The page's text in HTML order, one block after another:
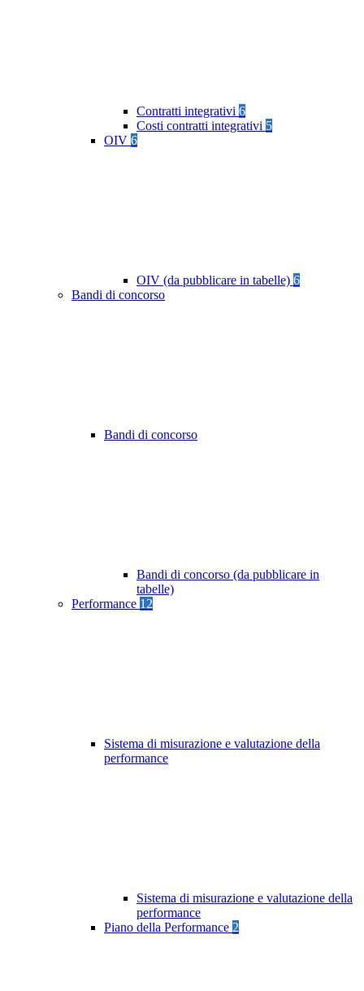
Contratti integrativi 6
Costi contratti integrativi 5
OIV 6
OIV (da pubblicare in tabelle) 6
Bandi di concorso
Bandi di concorso
Bandi di concorso (da pubblicare in
tabelle)
Performance 12
Sistema di misurazione e valutazione della
performance
Sistema di misurazione e valutazione della
performance
Piano della Performance 2